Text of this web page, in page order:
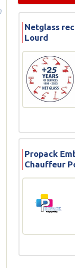
Netglass
Lourd
Propack
Chauffeur